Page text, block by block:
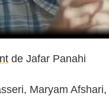
de Jafar Panahi
Maryam